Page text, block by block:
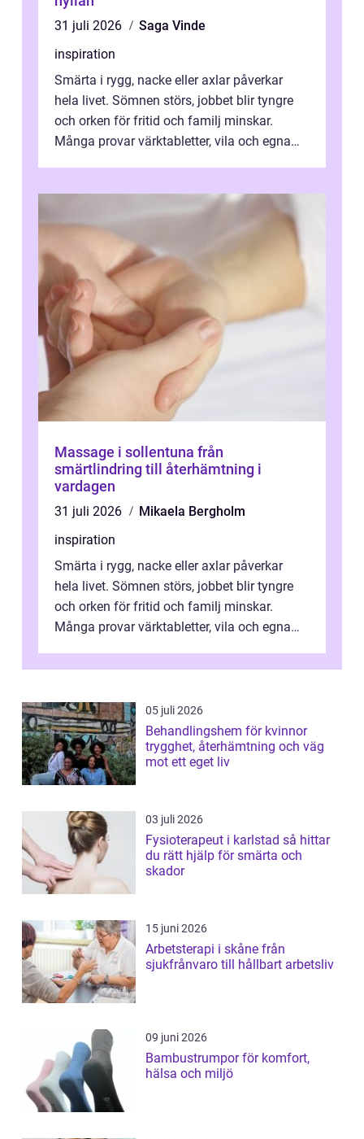
31 juli 2026
Saga Vinde
inspiration
Smärta i rygg, nacke eller axlar påverkar
hela livet. Sömnen störs, jobbet blir tyngre
och orken för fritid och familj minskar.
Många provar värktabletter, vila och egna
Massage i sollentuna från
smärtlindring till återhämtning i
vardagen
31 juli 2026
Mikaela Bergholm
inspiration
Smärta i rygg, nacke eller axlar påverkar
hela livet. Sömnen störs, jobbet blir tyngre
och orken för fritid och familj minskar.
Många provar värktabletter, vila och egna
05 juli 2026
Behandlingshem för kvinnor
trygghet, återhämtning och väg
mot ett eget liv
03 juli 2026
Fysioterapeut i karlstad så hittar
du rätt hjälp för smärta och
skador
15 juni 2026
Arbetsterapi i skåne från
sjukfrånvaro till hållbart arbetsliv
09 juni 2026
Bambustrumpor för komfort,
hälsa och miljö